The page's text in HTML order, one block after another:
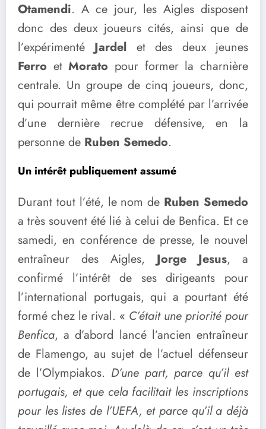
Otamendi. A ce jour, les Aigles disposent
donc des deux joueurs cités, ainsi que de
l’expérimentéJardel et des deux jeunes
Ferro etMorato pour former la charnière
centrale. Un groupe de cinq joueurs, donc,
qui pourrait même être complété par l’arrivée
d’une dernière recrue défensive, en la
personne de Ruben Semedo.
Un intérêt publiquement assumé
Durant tout l’été, le nom de Ruben Semedo
a très souvent été lié à celui de Benfica. Et ce
samedi, en conférence de presse, le nouvel
entraîneur des Aigles,Jorge Jesus, a
confirmé l’intérêt de ses dirigeants pour
l’international portugais, qui a pourtant été
formé chez le rival. « C’était une priorité pour
Benfica, a d’abord lancé l’ancien entraîneur
de Flamengo, au sujet de l’actuel défenseur
de l’Olympiakos. D’une part, parce qu’il est
portugais, et que cela facilitait les inscriptions
pour les listes de l’UEFA, et parce qu’il a déjà